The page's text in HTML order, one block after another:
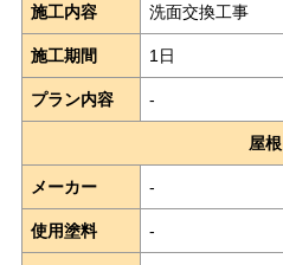
施工内容 洗面交換工事
施工期間 1日
プラン内容 -
屋根
メーカー -
使用塗料 -